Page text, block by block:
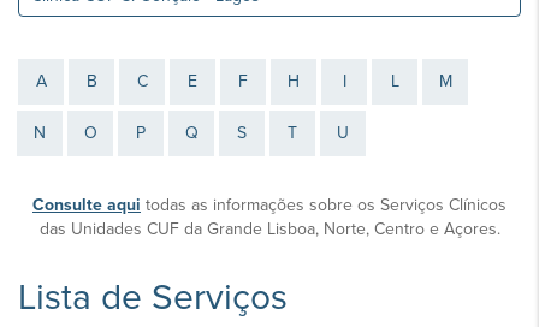
A B C E F H I L M
N O P Q S T U
Consulte aqui todas as informações sobre os Serviços Clínicos
das Unidades CUF da Grande Lisboa, Norte, Centro e Açores.
Lista de Serviços